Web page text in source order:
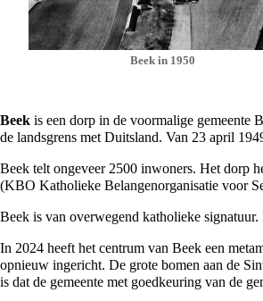
Beek in 1950
Beek is een dorp in de voormalige gemeente
de landsgrens met Duitsland. Van 23 april
Beek telt ongeveer 2500 inwoners. Het dorp
(KBO Katholieke Belangenorganisatie voor
Beek is van overwegend katholieke
In 2024 heeft het centrum van Beek een
opnieuw ingericht. De grote bomen aan de
is dat de gemeente met goedkeuring van de